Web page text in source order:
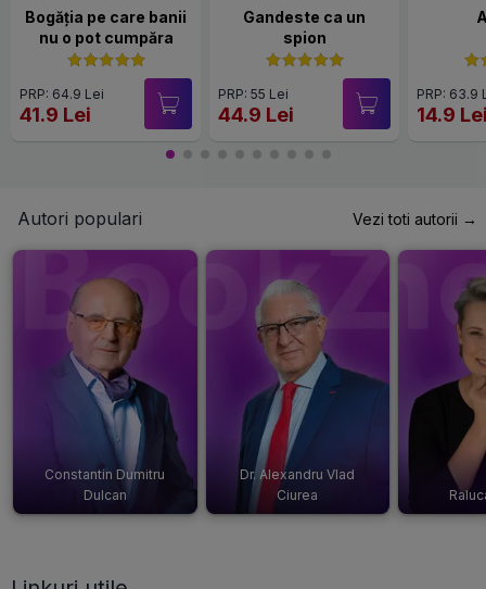
Bogăția pe care banii
nu o pot cumpăra
PRP: 64.9 Lei
41.9 Lei
Gandeste ca un
spion
PRP: 55 Lei
44.9 Lei
PRP: 63.9
14.9
Autori populari Vezi toti autorii →
Constantin Dumitru
Dulcan
Dr. Alexandru Vlad
Ciurea